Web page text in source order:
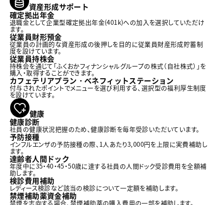
資産形成サポート
確定拠出年金
退職金として企業型確定拠出年金(401k)への加入を選択していただけ
ます。
従業員財形預金
従業員の計画的な資産形成の後押しを目的に従業員財産形成貯蓄制
度を設けています。
従業員持株会
持株会を通じて「ふくおかフィナンシャルグループの株式（自社株式）」を
購入・取得することができます。
カフェテリアプラン・ベネフィットステーション
付与されたポイントでメニューを選び利用する、選択型の福利厚生制度
を設けています。
健康
健康診断
社員の健康状況把握のため、健康診断を毎年受診いただいています。
予防接種
インフルエンザの予防接種の際、1人あたり3,000円を上限に実費補助し
ます。
達齢者人間ドック
年度中に35・40・45・50歳に達する社員の人間ドック受診費用を全額補
助します。
検診費用補助
レディース検診など該当の検診について一定額を補助します。
禁煙補助薬資金補助
禁煙を志向する場合、禁煙補助薬の購入費用の一部を補助します。